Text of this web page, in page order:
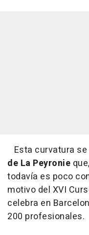
Esta curvatura
de La Peyronie
todavía es poco
motivo del XVI
celebra en
200 profesionales.